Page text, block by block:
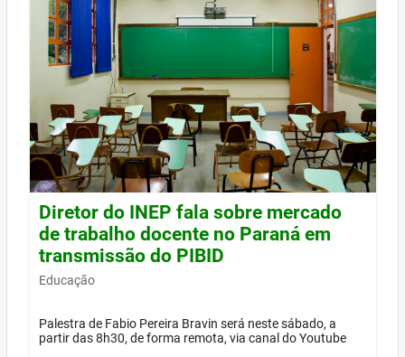
Diretor do INEP fala sobre mercado
de trabalho docente no Paraná em
transmissão do PIBID
Educação
Palestra de Fabio Pereira Bravin será neste sábado, a
partir das 8h30, de forma remota, via canal do Youtube